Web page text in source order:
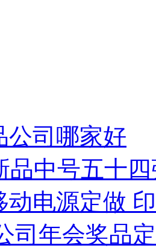
公司哪家好
品中号五十
动电源定做
司年会奖品